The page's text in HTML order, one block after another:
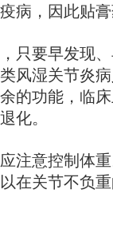
病，因此贴
要早发现、
风湿关节炎
的功能，临
化。
意控制体重
在关节不负